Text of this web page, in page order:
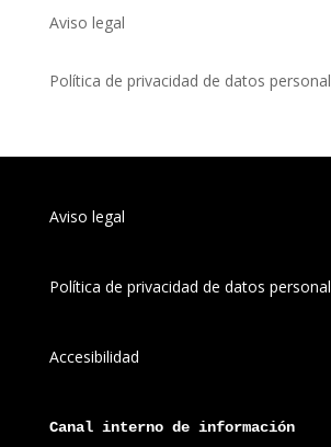
Aviso legal
Política de privacidad de datos
Aviso legal
Política de privacidad de datos
Accesibilidad
Canal interno de información